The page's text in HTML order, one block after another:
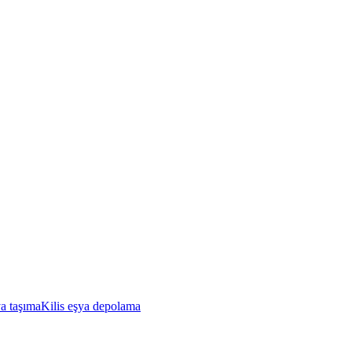
taşımaKilis eşya depolama